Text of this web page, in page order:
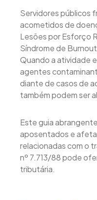
Servidores públicos
acometidos de
Lesões por Esforço
Síndrome de
Quando a atividade
agentes
diante de casos de
também podem ser
Este guia
aposentados e
relacionadas com o
nº 7.713/88 pode
tributária.